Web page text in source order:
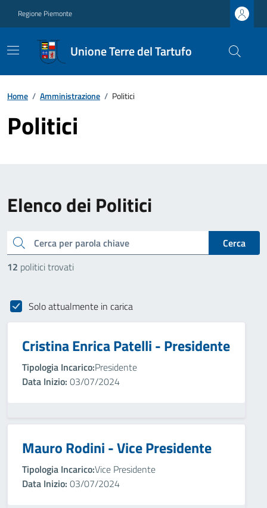
Regione Piemonte
Unione Terre del Tartufo
Home / Amministrazione / Politici
Politici
Elenco dei Politici
cerca
Cerca
12 politici trovati
Solo attualmente in carica
Cristina Enrica Patelli - Presidente
Tipologia Incarico:Presidente
Data Inizio: 03/07/2024
Mauro Rodini - Vice Presidente
Tipologia Incarico:Vice Presidente
Data Inizio: 03/07/2024